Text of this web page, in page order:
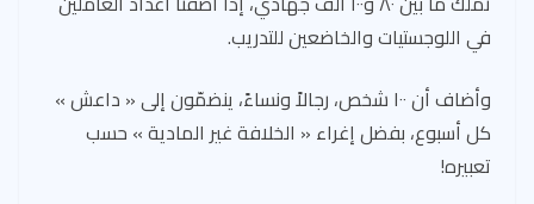
في اللوجستيات والخاضعين للتدريب.
وأضاف أن ١٠٠ شخص، رجالاً ونساءً، ينضمّون إلى « داعش »
كل أسبوع، بفضل إغراء « الخلافة غير المادية » حسب
تعبيره!